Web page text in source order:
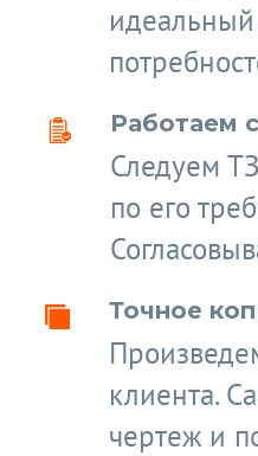
Работаем
Следуем
по его
Точное
клиента.
чертеж и